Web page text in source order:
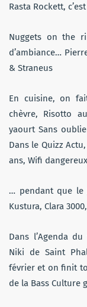
Rasta Rockett,
Nuggets on the
d’ambiance…
& Straneus
En cuisine, on
chèvre, Risotto
yaourt Sans
Dans le Quizz
ans, Wifi
… pendant que le
Kustura, Clara
Dans l’Agenda
Niki de Saint
février et on finit
de la Bass Culture